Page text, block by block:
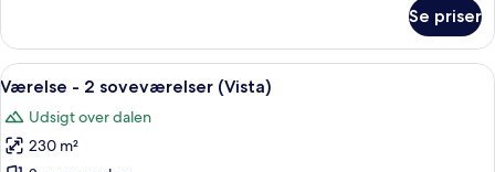
Peaks
Suite
Se priser
Indlæs
alle
billeder
af
Et hotelværelse med en stor seng,
7
Værelse - 2 soveværelser (Vista)
Udsigt over dalen
230 m²